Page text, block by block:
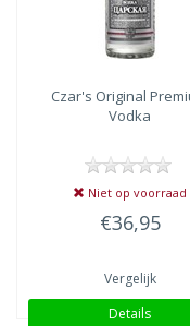
Czar's Original
Vodka
Niet op voorraad
€36,95
Vergelijk
Details